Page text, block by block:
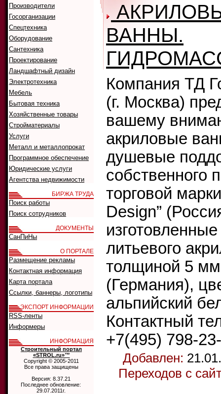
ВАННЫ.
Компания ТД
(г. Москва)
вашему
акриловые
душевые
собственного
торговой
Design”
изготовленные
литьевого
толщиной 5
(Германия),
альпийский
Контактный
+7(495) 798-
Добавлен:
Переходов с
Производители
Госорганизации
Спецтехника
Оборудование
Сантехника
Проектирование
Ландшафтный дизайн
Электротехника
Мебель
Бытовая техника
Хозяйственные товары
Стройматериалы
Услуги
Металл и металлопрокат
Программное обеспечение
Юридические услуги
Агентства недвижимости
БИРЖА ТРУДА
Поиск работы
Поиск сотрудников
ДОКУМЕНТЫ
СанПиНы
О ПОРТАЛЕ
Размещение рекламы
Контактная информация
Карта портала
Ссылки, баннеры, логотипы
ЭКСПОРТ ИНФОРМАЦИИ
RSS-ленты
Информеры
ИНФОРМАЦИЯ
Строительный портал
«STROL.ru»™
Copyright © 2005-2011
Все права защищены
Версия: 8.37.21
Последнее обновление:
29.07.2011г.